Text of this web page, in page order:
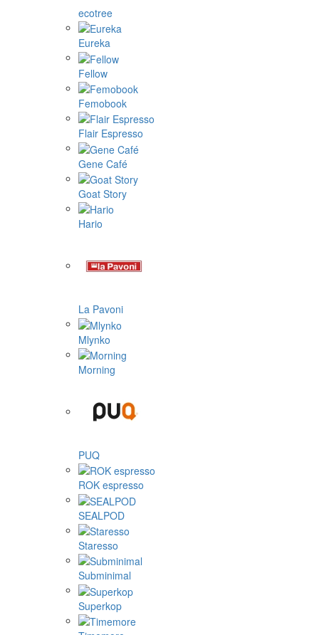
ecotree
Eureka
Fellow
Femobook
Flair Espresso
Gene Café
Goat Story
Hario
La Pavoni
Mlynko
Morning
PUQ
ROK espresso
SEALPOD
Staresso
Subminimal
Superkop